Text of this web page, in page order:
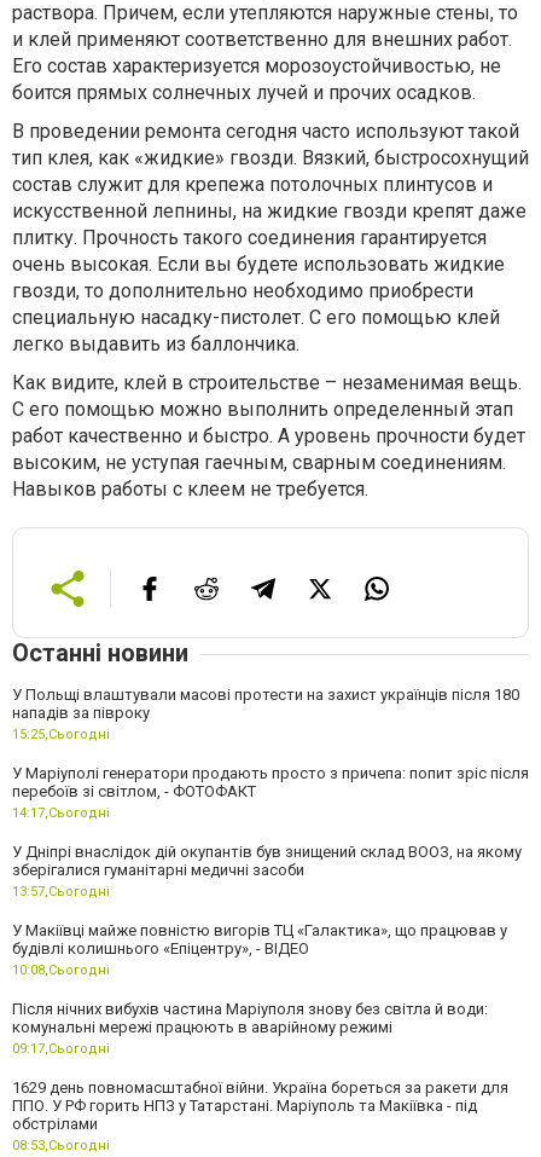
раствора. Причем, если утепляются наружные стены, то
и клей применяют соответственно для внешних работ.
Его состав характеризуется морозоустойчивостью, не
боится прямых солнечных лучей и прочих осадков.
В проведении ремонта сегодня часто используют такой
тип клея, как «жидкие» гвозди. Вязкий, быстросохнущий
состав служит для крепежа потолочных плинтусов и
искусственной лепнины, на жидкие гвозди крепят даже
плитку. Прочность такого соединения гарантируется
очень высокая. Если вы будете использовать жидкие
гвозди, то дополнительно необходимо приобрести
специальную насадку-пистолет. С его помощью клей
легко выдавить из баллончика.
Как видите, клей в строительстве – незаменимая вещь.
С его помощью можно выполнить определенный этап
работ качественно и быстро. А уровень прочности будет
высоким, не уступая гаечным, сварным соединениям.
Навыков работы с клеем не требуется.
Останні новини
У Польщі влаштували масові протести на захист українців після 180
нападів за півроку
15:25,Сьогодні
У Маріуполі генератори продають просто з причепа: попит зріс після
перебоїв зі світлом, - ФОТОФАКТ
14:17,Сьогодні
У Дніпрі внаслідок дій окупантів був знищений склад ВООЗ, на якому
зберігалися гуманітарні медичні засоби
13:57,Сьогодні
У Макіївці майже повністю вигорів ТЦ «Галактика», що працював у
будівлі колишнього «Епіцентру», - ВІДЕО
10:08,Сьогодні
Після нічних вибухів частина Маріуполя знову без світла й води:
комунальні мережі працюють в аварійному режимі
09:17,Сьогодні
1629 день повномасштабної війни. Україна бореться за ракети для
ППО. У РФ горить НПЗ у Татарстані. Маріуполь та Макіївка - під
обстрілами
08:53,Сьогодні